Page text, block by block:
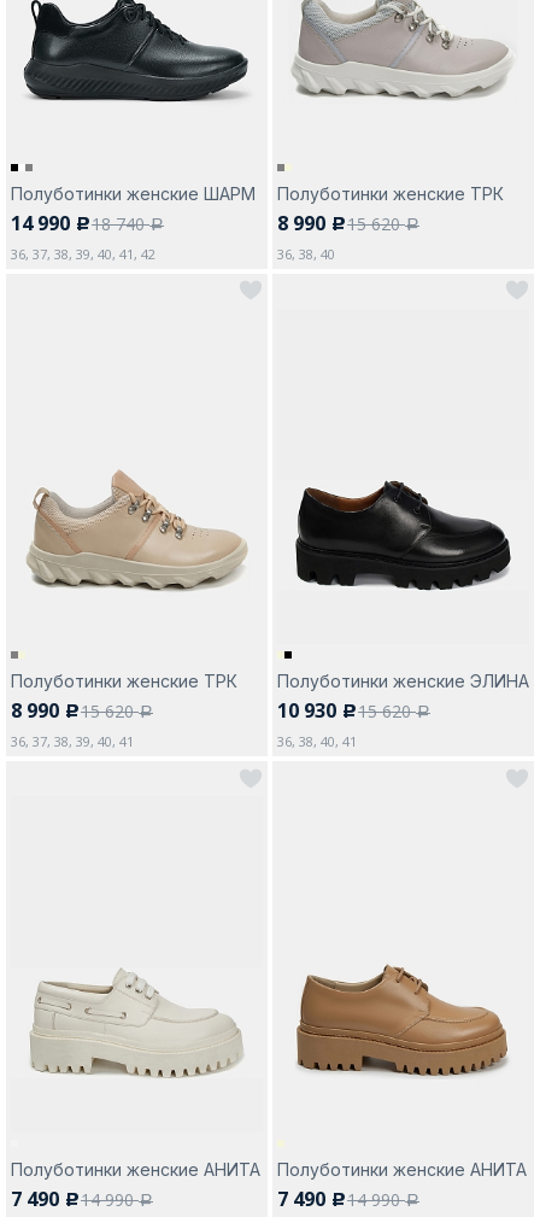
Полуботинки женские ШАРМ
14 990 c18 740a
36, 37, 38, 39, 40, 41, 42
Полуботинки женские ТРК
8 990 c15 620a
36, 38, 40
Полуботинки женские ТРК
8 990 c15 620a
36, 37, 38, 39, 40, 41
Полуботинки женские ЭЛИНА
10 930 c15 620a
36, 38, 40, 41
Полуботинки женские АНИТА
7 490 c14 990a
Полуботинки женские АНИТА
7 490 c14 990a